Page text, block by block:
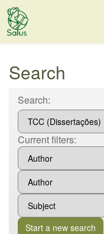
Skip
Search
Search:
Current filters:
Start a new search